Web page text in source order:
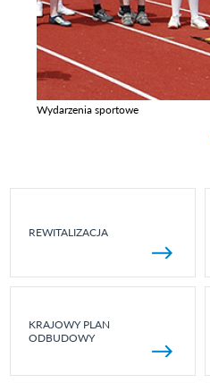
Wydarzenia sportowe
REWITALIZACJA
KRAJOWY PLAN
ODBUDOWY